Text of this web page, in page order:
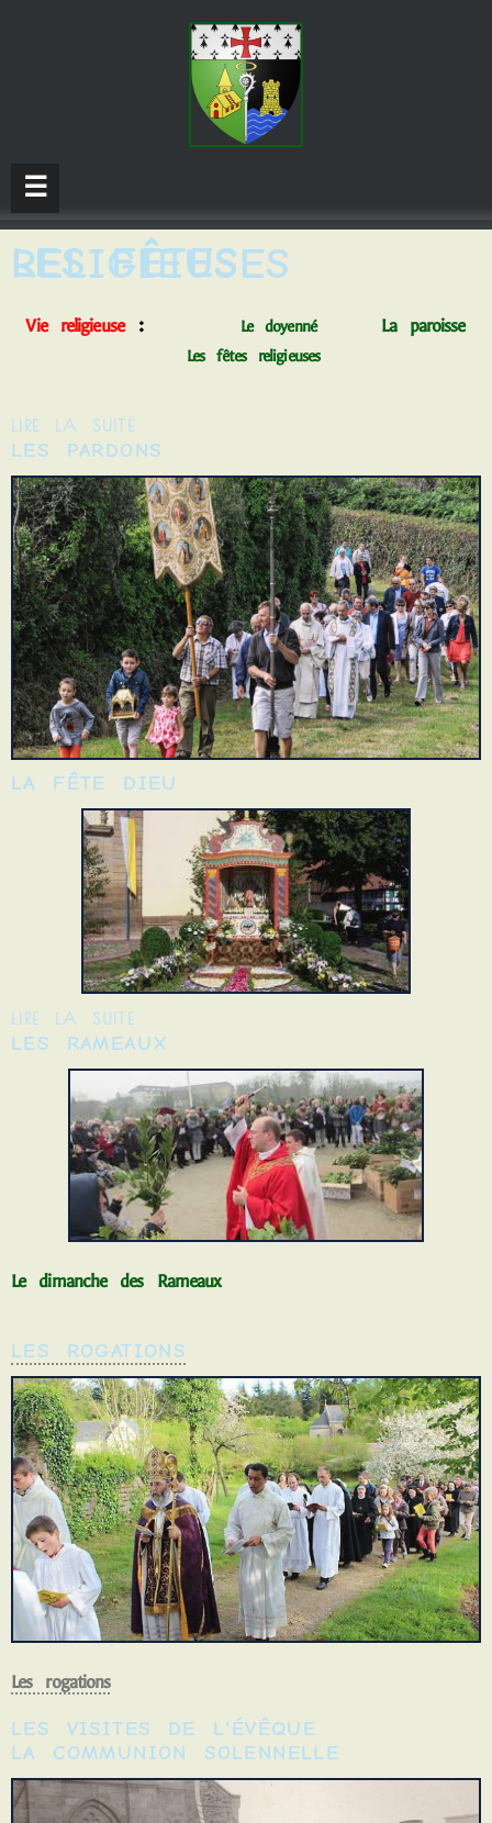
☰
LES FÊTES RELIGIEUSES
Vie religieuse: Le doyenné La paroisse
Les fêtes religieuses
LIRE LA SUITE
LES PARDONS
LA FÊTE DIEU
LIRE LA SUITE
LES RAMEAUX
Le dimanche des Rameaux
LES ROGATIONS
Les rogations
LES VISITES DE L'ÉVÊQUE
LA COMMUNION SOLENNELLE